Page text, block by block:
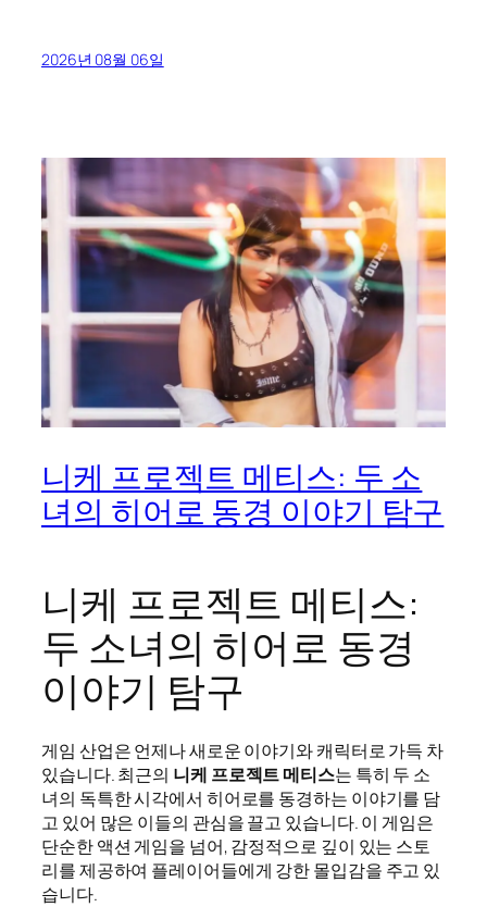
2026년 08월 06일
니케 프로젝트 메티스: 두 소
녀의 히어로 동경 이야기 탐구
니케 프로젝트 메티스:
두 소녀의 히어로 동경
이야기 탐구
게임 산업은 언제나 새로운 이야기와 캐릭터로 가득 차
있습니다. 최근의 니케 프로젝트 메티스는 특히 두 소
녀의 독특한 시각에서 히어로를 동경하는 이야기를 담
고 있어 많은 이들의 관심을 끌고 있습니다. 이 게임은
단순한 액션 게임을 넘어, 감정적으로 깊이 있는 스토
리를 제공하여 플레이어들에게 강한 몰입감을 주고 있
습니다.